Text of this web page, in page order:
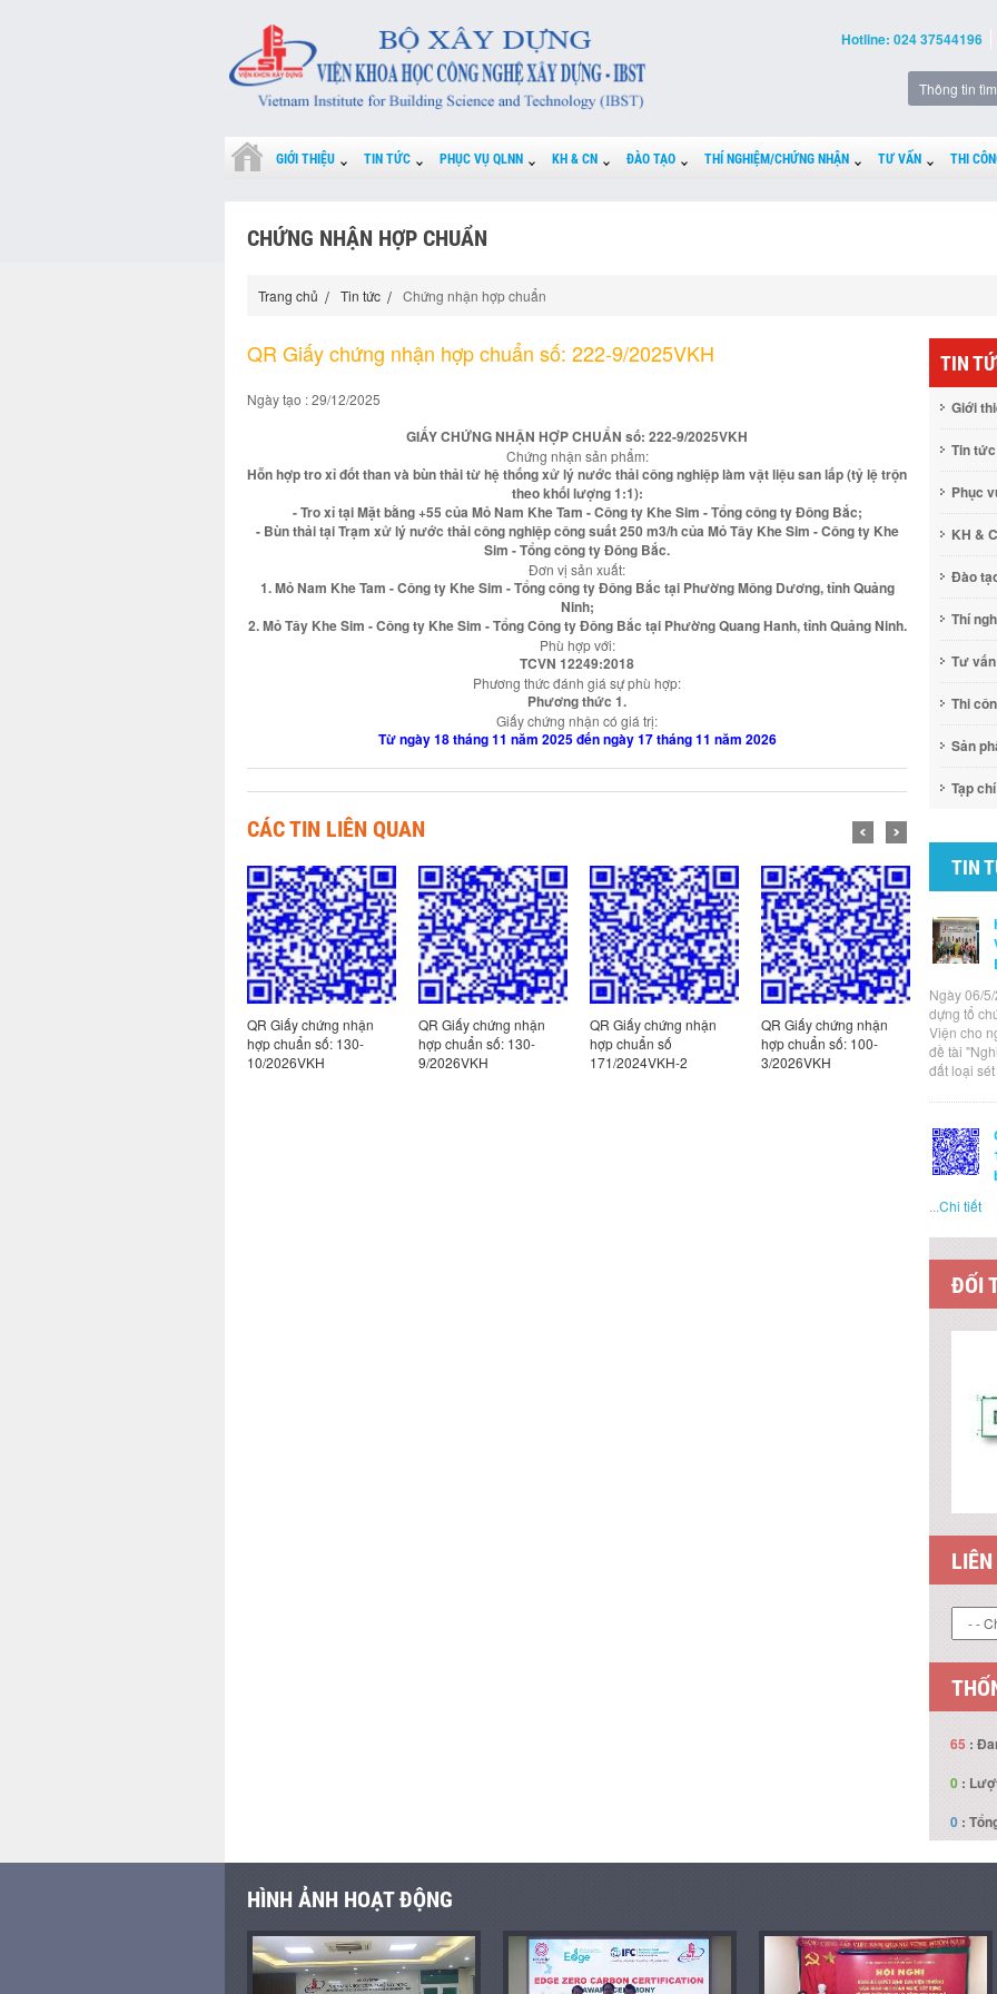
Hotline: 024 37544196
GIỚI THIỆU TIN TỨC PHỤC VỤ QLNN KH & CN ĐÀO TẠO THÍ NGHIỆM/CHỨNG NHẬN TƯ VẤN THI
CHỨNG NHẬN HỢP CHUẨN
Trang chủ Tin tức Chứng nhận hợp chuẩn
QR Giấy chứng nhận hợp chuẩn số: 222-9/2025VKH
Ngày tạo : 29/12/2025
GIẤY CHỨNG NHẬN HỢP CHUẨN số: 222-9/2025VKH
Chứng nhận sản phẩm:
Hỗn hợp tro xỉ đốt than và bùn thải từ hệ thống xử lý nước thải công nghiệp làm vật liệu san lấp (tỷ lệ trộn
theo khối lượng 1:1):
- Tro xỉ tại Mặt bằng +55 của Mỏ Nam Khe Tam - Công ty Khe Sim - Tổng công ty Đông Bắc;
- Bùn thải tại Trạm xử lý nước thải công nghiệp công suất 250 m3/h của Mỏ Tây Khe Sim - Công ty Khe
Sim - Tổng công ty Đông Bắc.
Đơn vị sản xuất:
1. Mỏ Nam Khe Tam - Công ty Khe Sim - Tổng công ty Đông Bắc tại Phường Mông Dương, tỉnh Quảng
Ninh;
2. Mỏ Tây Khe Sim - Công ty Khe Sim - Tổng Công ty Đông Bắc tại Phường Quang Hanh, tỉnh Quảng Ninh.
Phù hợp với:
TCVN 12249:2018
Phương thức đánh giá sự phù hợp:
Phương thức 1.
Giấy chứng nhận có giá trị:
Từ ngày 18 tháng 11 năm 2025 đến ngày 17 tháng 11 năm 2026
CÁC TIN LIÊN QUAN
QR Giấy chứng nhận
hợp chuẩn số: 130-
10/2026VKH
QR Giấy chứng nhận
hợp chuẩn số: 130-
9/2026VKH
QR Giấy chứng nhận
hợp chuẩn số
171/2024VKH-2
QR Giấy chứng nhận
hợp chuẩn số: 100-
3/2026VKH
QR Giấy
hợp
2/
TIN
Giới
Tin tức
Phục
KH &
Đào
Thí
Tư vấn
Thi
Sản
Tạp chí
TIN
Ngày 06/
dựng tổ
Viện cho
đề tài
đất loại
...Chi tiết
ĐỐI
65 :
0 :
0 :
HÌNH ẢNH HOẠT ĐỘNG